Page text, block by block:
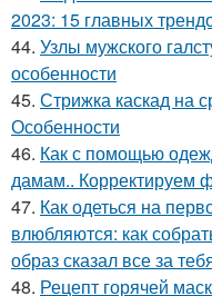
2023: 15 главных
44. Узлы мужского
особенности
45. Стрижка каскад на
Особенности
46. Как с помощью
дамам.. Корректируем
47. Как одеться на
влюбляются: как
образ сказал все за
48. Рецепт горячей